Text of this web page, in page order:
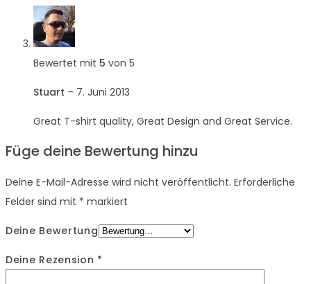
Bewertet mit 5 von 5
Stuart – 7. Juni 2013
Great T-shirt quality, Great Design and Great Service.
Füge deine Bewertung hinzu
Deine E-Mail-Adresse wird nicht veröffentlicht. Erforderliche
Felder sind mit * markiert
Deine Bewertung
Deine Rezension *